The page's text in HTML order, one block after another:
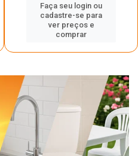
Faça seu login ou
cadastre-se para
ver preços e
comprar